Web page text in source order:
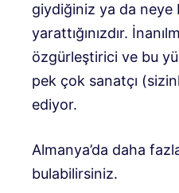
giydiğiniz ya da neye
yarattığınızdır.
özgürleştirici ve bu
pek çok sanatçı
ediyor.
Almanya’da daha
bulabilirsiniz.